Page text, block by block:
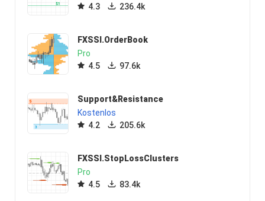
4.3
236.4k
FXSSI.OrderBook
Pro
4.5
97.6k
Support&Resistance
Kostenlos
4.2
205.6k
FXSSI.StopLossClusters
Pro
4.5
83.4k